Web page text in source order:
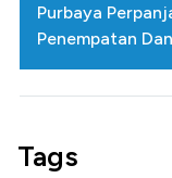
Purbaya
Penempatan
Tags